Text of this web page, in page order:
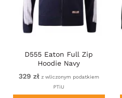
D555 Eaton Full Zip
Hoodie Navy
329 zł z wliczonym podatkiem
PTiU